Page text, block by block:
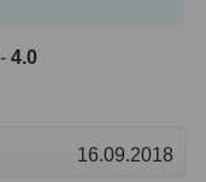
4.0
16.09.2018